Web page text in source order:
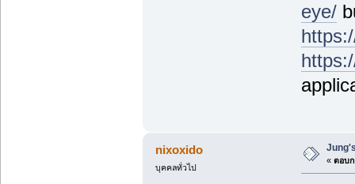
eye/
nixoxido
บุคคลทั่วไป
« ตอบก